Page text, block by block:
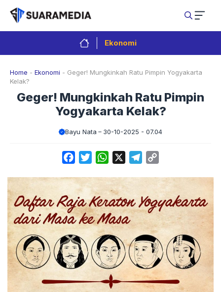
Langsung
isi
Ekonomi
Home - Ekonomi - Geger! Mungkinkah Ratu Pimpin Yogyakarta
Kelak?
Geger! Mungkinkah Ratu Pimpin
Yogyakarta Kelak?
Bayu Nata 30-10-2025 - 07.04
FacebookTwitterWhatsApp Telegram